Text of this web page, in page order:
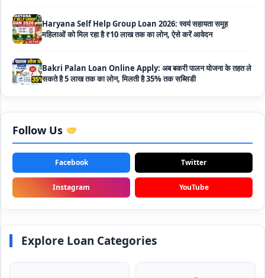
Bakri Palan Loan Online Apply: अब बकरी पालन योजना के तहत ले
SBI Animal Husbandry Loan Scheme: SBI पशुपालन लोन
योजना के फॉर्म फिर से हुए शुरू, बिना गारंटी मिलता है 1 लाख से लेकर 10 लाख
तक का लोन
महिलाओ को मिलता है पुरे 1 लाख का लोन, कम ब्याज के साथ तगड़ी सब्सिडी
NHFDC E-Rickshaw Loan Scheme Apply Online: अब ई-
रिक्शा खरीदने के लिए सकते है 1.5 लाख का सरकारी लोन, मिलेगी 50% तक
सब्सिडी
Rashtriya Gokul Mission Loan Scheme 2026: इस सरकारी
SBI e-Mudra Loan Scheme: इस स्कीम से बेरोजगार युवाओं और छोटे
Follow Us
Facebook Twitter
Instagram YouTube
Explore Loan Categories